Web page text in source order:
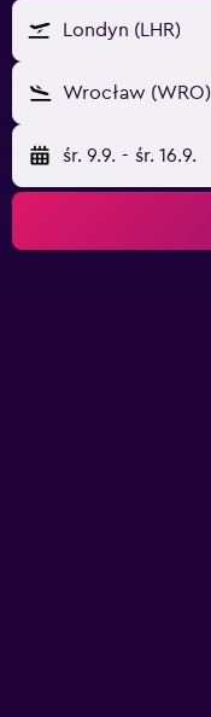
Londyn (LHR)
Wrocław (WRO)
śr. 9.9. - śr. 16.9.